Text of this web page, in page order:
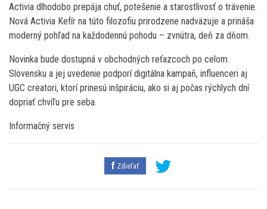
Activia dlhodobo prepája chuť, potešenie a starostlivosť o trávenie.
Nová Activia Kefír na túto filozofiu prirodzene nadväzuje a prináša
moderný pohľad na každodennú pohodu – zvnútra, deň za dňom.
Novinka bude dostupná v obchodných reťazcoch po celom
Slovensku a jej uvedenie podporí digitálna kampaň, influenceri aj
UGC creatori, ktorí prinesú inšpiráciu, ako si aj počas rýchlych dní
dopriať chvíľu pre seba.
Informačný servis
Zdieľať